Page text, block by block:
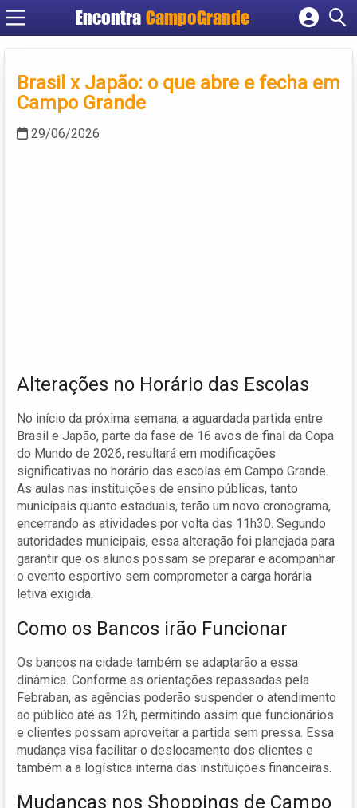
Encontra CampoGrande
Cadastrar empresa
Criar conta
Brasil x Japão: o que abre e fecha em
Campo Grande
29/06/2026
Alterações no Horário das Escolas
No início da próxima semana, a aguardada partida entre
Brasil e Japão, parte da fase de 16 avos de final da Copa
do Mundo de 2026, resultará em modificações
significativas no horário das escolas em Campo Grande.
As aulas nas instituições de ensino públicas, tanto
municipais quanto estaduais, terão um novo cronograma,
encerrando as atividades por volta das 11h30. Segundo
autoridades municipais, essa alteração foi planejada para
garantir que os alunos possam se preparar e acompanhar
o evento esportivo sem comprometer a carga horária
letiva exigida.
Como os Bancos irão Funcionar
Os bancos na cidade também se adaptarão a essa
dinâmica. Conforme as orientações repassadas pela
Febraban, as agências poderão suspender o atendimento
ao público até as 12h, permitindo assim que funcionários
e clientes possam aproveitar a partida sem pressa. Essa
mudança visa facilitar o deslocamento dos clientes e
também a a logística interna das instituições financeiras.
Mudanças nos Shoppings de Campo